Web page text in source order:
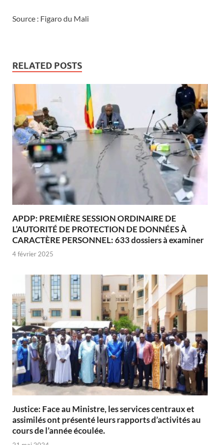
Source : Figaro du Mali
RELATED POSTS
APDP: PREMIÈRE SESSION ORDINAIRE DE
L’AUTORITÉ DE PROTECTION DE DONNÉES À
CARACTÈRE PERSONNEL: 633 dossiers à examiner
4 février 2025
Justice: Face au Ministre, les services centraux et
assimilés ont présenté leurs rapports d’activités au
cours de l’année écoulée.